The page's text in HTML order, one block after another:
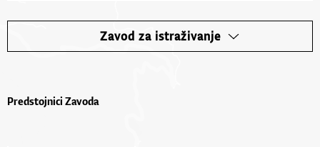
Zavod za istraživanje
Predstojnici Zavoda